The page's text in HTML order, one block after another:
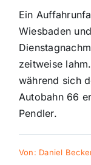
Sport
Kultur
Panorama
Mein Stadtteil
Ein
Wiesbaden
zeitweise
während sich
Autobahn 66
Pendler.
Von: Daniel